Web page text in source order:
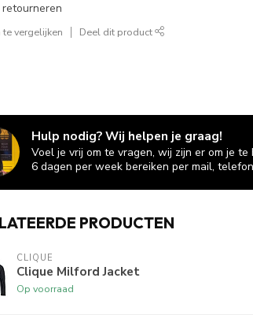
vergelijken Deel dit product
Hulp nodig? Wij helpen je graag!
Voel je vrij om te vragen, wij zijn er om je te
6 dagen per week bereiken per mail,
PRODUCTEN
CLIQUE
Clique Milford Jacket
Op voorraad